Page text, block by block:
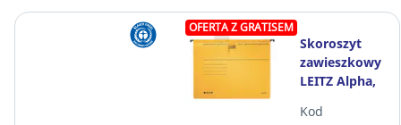
OFERTA Z GRATISEM
Skoroszyt
zawieszkowy
LEITZ Alpha,
Kod